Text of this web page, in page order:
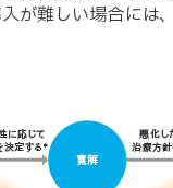
が難しい場合には